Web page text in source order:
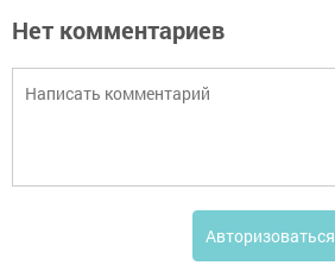
Нет комментариев
Авторизоваться